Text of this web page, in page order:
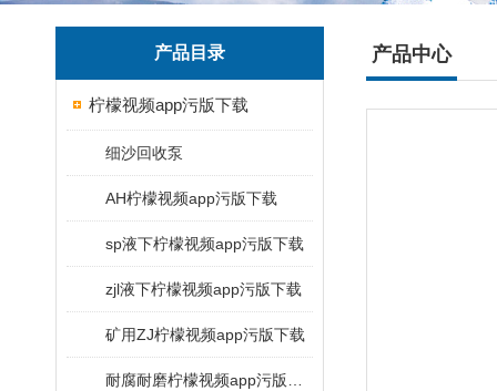
产品目录
柠檬视频app污版下载
细沙回收泵
AH柠檬视频app污版下载
sp液下柠檬视频app污版下载
zjl液下柠檬视频app污版下载
矿用ZJ柠檬视频app污版下载
产品中心